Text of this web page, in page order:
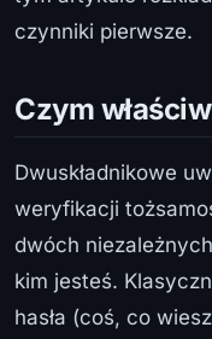
czynniki pierwsze.
Czym
Dwuskładnikowe
weryfikacji
dwóch
kim jesteś.
hasła (coś, co